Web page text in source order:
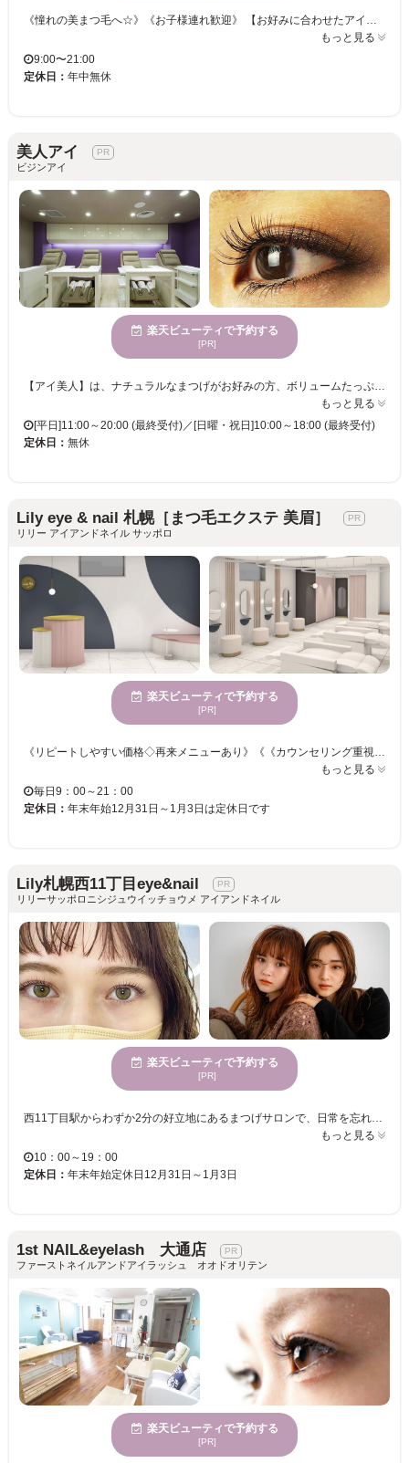
もっと見る
9:00〜21:00
定休日： 年中無休
美人アイ
ビジンアイ
楽天ビューティで予約する
[PR]
もっと見る
[平日]11:00～20:00 (最終受付)／[日曜・祝日]10:00～18:00 (最終受付)
定休日： 無休
Lily eye & nail 札幌［まつ毛エクステ 美眉］
リリー アイアンドネイル サッポロ
楽天ビューティで予約する
[PR]
《リピートしやすい価格◇再来メニューあり》《《カウンセリング重視》》 【リーズナブル×ハイクオリティー☆彡あなたの目元を大人カワイくデザインします♪】 一人一人のご要望や、目の形・状態に合わせてエクステの種類をご提案いたします。 お好みの本数でナチュラル～華やかなフサフサまつげまで叶えます♪ マツエクが苦手な方も自まつげをいかした「ケラチンラッシュリフト」「パリジェンヌラッシュリフト」も！ この機会にぜひ当サロンで、オシャレな目元を手に入れませんか？
もっと見る
毎日9：00～21：00
定休日： 年末年始12月31日～1月3日は定休日です
Lily札幌西11丁目eye&nail
リリーサッポロニシジュウイッチョウメ アイアンドネイル
楽天ビューティで予約する
[PR]
西11丁目駅からわずか2分の好立地にあるまつげサロンで、日常を忘れる洗練された空間をご体験いただけます。おしゃれでハイクオリティな施術により、誰もが理想の目元を手に入れられるチャンスを提供。「美人フェイス」になれる提案を、丁寧なカウンセリングを通じてお届けします。初めてまつげサロンを利用される方にも安心してご来店いただける環境。 【ヘアセット道具】としてRefaカールアイロン＆Refaストレートアイロンが自由に使用できるパウダールーム完備なのでお出かけ前でも安心して通えます！今までのマツエクで満足できなかった方にこそぜひ体感して欲しい高品質×高技術のサロンで、あなたの理想の目元を実現させませんか？ カラーエクステやつけ放題など充実したメニューの中からあなたにピッタリのデザインを選んでいただき、熟練アイリストが丁寧に施術いたしますので、持ちの良さを実感していただけます。今までにないあなただけのデザインが楽しめるサロンです♪ 10時～19時まで営業！お仕事帰りでもに気軽に立ち寄れるので忙しい大人の女性のみなさんも安心して通えます。ぜひお越しください☆
もっと見る
10：00～19：00
定休日： 年末年始定休日12月31日～1月3日
1st NAIL&eyelash 大通店
ファーストネイルアンドアイラッシュ オオドオリテン
楽天ビューティで予約する
[PR]